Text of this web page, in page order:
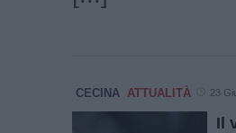
CECINA ATTUALITÀ 23
Il